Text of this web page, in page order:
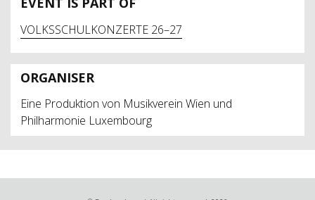
VOLKSSCHULKONZERTE 26–27
ORGANISER
Eine Produktion von Musikverein Wien und
Philharmonie Luxembourg